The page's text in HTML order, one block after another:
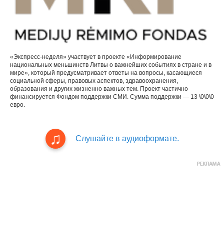
«Экспресс-неделя» участвует в проекте «Информирование
национальных меньшинств Литвы о важнейших событиях в стране и в
мире», который предусматривает ответы на вопросы, касающиеся
социальной сферы, правовых аспектов, здравоохранения,
образования и других жизненно важных тем. Проект частично
финансируется Фондом поддержки СМИ. Сумма поддержки — 13 \0\0\0
евро.
Слушайте в аудиоформате.